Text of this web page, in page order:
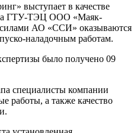
выступает в качестве
ГТУ-ТЭЦ ООО «Маяк-
АО «ССИ» оказываются
наладочным работам.
было получено 09
специалисты компании
работы, а также качество